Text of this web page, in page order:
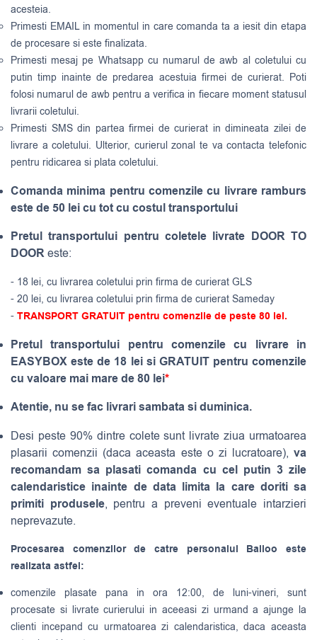
acesteia.
Primesti EMAIL in momentul in care comanda ta a iesit din etapa
de procesare si este finalizata.
Primesti mesaj pe Whatsapp cu numarul de awb al coletului cu
putin timp inainte de predarea acestuia firmei de curierat. Poti
folosi numarul de awb pentru a verifica in fiecare moment statusul
livrarii coletului.
Primesti SMS din partea firmei de curierat in dimineata zilei de
livrare a coletului. Ulterior, curierul zonal te va contacta telefonic
pentru ridicarea si plata coletului.
Comanda minima pentru comenzile cu livrare ramburs
este de 50 lei cu tot cu costul transportului
Pretul transportului pentru coletele livrate DOOR TO
DOOReste:
- 18 lei, cu livrarea coletului prin firma de curierat GLS
- 20 lei, cu livrarea coletului prin firma de curierat Sameday
- TRANSPORT GRATUIT pentru comenzile de peste 80 lei.
Pretul transportului pentru comenzile cu livrare in
EASYBOX este de 18 lei si GRATUIT pentru comenzile
cu valoare mai mare de 80 lei*
Atentie, nu se fac livrari sambata si duminica.
Desi peste 90% dintre colete sunt livrate ziua urmatoarea
plasarii comenzii (daca aceasta este o zi lucratoare), va
recomandam sa plasati comanda cu cel putin 3 zile
calendaristice inainte de data limita la care doriti sa
primiti produsele, pentru a preveni eventuale intarzieri
neprevazute.
Procesarea comenzilor de catre personalul Balloo este
realizata astfel:
comenzile plasate pana in ora 12:00, de luni-vineri, sunt
procesate si livrate curierului in aceeasi zi urmand a ajunge la
clienti incepand cu urmatoarea zi calendaristica, daca aceasta